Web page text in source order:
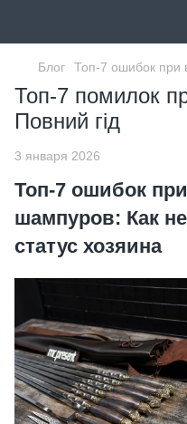
Блог Топ-7 ошибок при
Топ-7 помилок
Повний гід
3 января 2026
Топ-7 ошибок
шампуров: Как
статус хозяина